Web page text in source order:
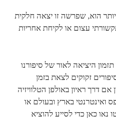
הוא, שפרשה זו יצאה חלקית
ללא הד תקשורתי עצום או לקיחת אחריות
היציאה לאור של סיפורנו
זקוקים לצאת בזמן
דרך ראיון באולפן הטלוויזיה
ואינטרנטי בארץ ובעולם או
נאו כאן כדי לסייע להוציא